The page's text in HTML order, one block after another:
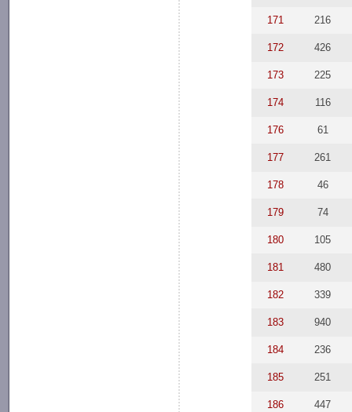
171 216
172 426
173 225
174 116
176 61
177 261
178 46
179 74
180 105
181 480
182 339
183 940
184 236
185 251
186 447